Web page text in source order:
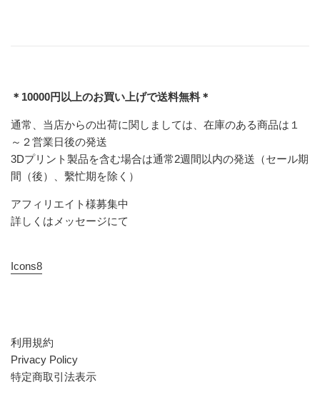
＊10000円以上のお買い上げで送料無料＊
通常、当店からの出荷に関しましては、在庫のある商品は１
～２営業日後の発送
3Dプリント製品を含む場合は通常2週間以内の発送（セール期
間（後）、繫忙期を除く）
アフィリエイト様募集中
詳しくはメッセージにて
Icons8
利用規約
Privacy Policy
特定商取引法表示